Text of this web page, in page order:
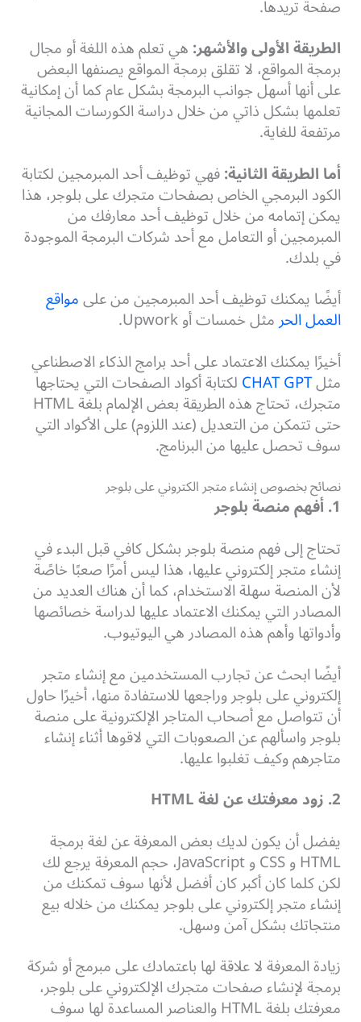
صفحة تريدها.
الطريقة الأولى والأشهر:هي تعلم هذه اللغة أو مجال
برمجة المواقع، لا تقلق برمجة المواقع يصنفها البعض
على أنها أسهل جوانب البرمجة بشكل عام كما أن إمكانية
تعلمها بشكل ذاتي من خلال دراسة الكورسات المجانية
مرتفعة للغاية.
أما الطريقة الثانية:فهي توظيف أحد المبرمجين لكتابة
الكود البرمجي الخاص بصفحات متجرك على بلوجر، هذا
يمكن إتمامه من خلال توظيف أحد معارفك من
المبرمجين أو التعامل مع أحد شركات البرمجة الموجودة
في بلدك.
أيضًا يمكنك توظيف أحد المبرمجين من علىمواقع
العمل الحرمثل خمسات أو Upwork.
أخيرًا يمكنك الاعتماد على أحد برامج الذكاء الاصطناعي
مثلCHAT GPTلكتابة أكواد الصفحات التي يحتاجها
متجرك، تحتاج هذه الطريقة بعض الإلمام بلغة HTML
حتى تتمكن من التعديل (عند اللزوم) على الأكواد التي
سوف تحصل عليها من البرنامج.
نصائح بخصوص إنشاء متجر الكتروني على بلوجر
1. أفهم منصة بلوجر
تحتاج إلى فهم منصة بلوجر بشكل كافي قبل البدء في
إنشاء متجر إلكتروني عليها، هذا ليس أمرًا صعبًا خاصًة
لأن المنصة سهلة الاستخدام، كما أن هناك العديد من
المصادر التي يمكنك الاعتماد عليها لدراسة خصائصها
وأدواتها وأهم هذه المصادر هي اليوتيوب.
أيضًا ابحث عن تجارب المستخدمين مع إنشاء متجر
إلكتروني على بلوجر وراجعها للاستفادة منها، أخيرًا حاول
أن تتواصل مع أصحاب المتاجر الإلكترونية على منصة
بلوجر واسألهم عن الصعوبات التي لاقوها أثناء إنشاء
متاجرهم وكيف تغلبوا عليها.
2. زود معرفتك عن لغة HTML
يفضل أن يكون لديك بعض المعرفة عن لغة برمجة
HTML و CSS و JavaScript، حجم المعرفة يرجع لك
لكن كلما كان أكبر كان أفضل لأنها سوف تمكنك من
إنشاء متجر إلكتروني على بلوجر يمكنك من خلاله بيع
منتجاتك بشكل آمن وسهل.
زيادة المعرفة لا علاقة لها باعتمادك على مبرمج أو شركة
برمجة لإنشاء صفحات متجرك الإلكتروني على بلوجر،
معرفتك بلغة HTML والعناصر المساعدة لها سوف